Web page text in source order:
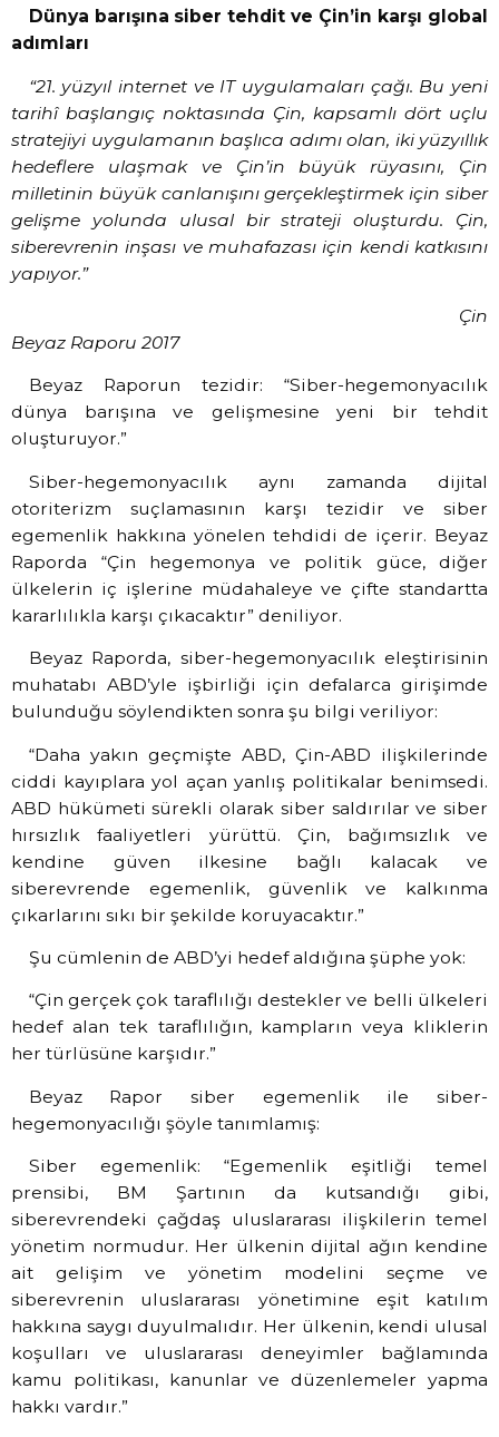
Dünya barışına siber tehdit ve Çin’in karşı global
adımları
“21. yüzyıl internet ve IT uygulamaları çağı. Bu yeni
tarihî başlangıç noktasında Çin, kapsamlı dört uçlu
stratejiyi uygulamanın başlıca adımı olan, iki yüzyıllık
hedeflere ulaşmak ve Çin’in büyük rüyasını, Çin
milletinin büyük canlanışını gerçekleştirmek için siber
gelişme yolunda ulusal bir strateji oluşturdu. Çin,
siberevrenin inşası ve muhafazası için kendi katkısını
yapıyor.”
Çin
Beyaz Raporu 2017
Beyaz Raporun tezidir: “Siber-hegemonyacılık
dünya barışına ve gelişmesine yeni bir tehdit
oluşturuyor.”
Siber-hegemonyacılık aynı zamanda dijital
otoriterizm suçlamasının karşı tezidir ve siber
egemenlik hakkına yönelen tehdidi de içerir. Beyaz
Raporda “Çin hegemonya ve politik güce, diğer
ülkelerin iç işlerine müdahaleye ve çifte standartta
kararlılıkla karşı çıkacaktır” deniliyor.
Beyaz Raporda, siber-hegemonyacılık eleştirisinin
muhatabı ABD’yle işbirliği için defalarca girişimde
bulunduğu söylendikten sonra şu bilgi veriliyor:
“Daha yakın geçmişte ABD, Çin-ABD ilişkilerinde
ciddi kayıplara yol açan yanlış politikalar benimsedi.
ABD hükümeti sürekli olarak siber saldırılar ve siber
hırsızlık faaliyetleri yürüttü. Çin, bağımsızlık ve
kendine güven ilkesine bağlı kalacak ve
siberevrende egemenlik, güvenlik ve kalkınma
çıkarlarını sıkı bir şekilde koruyacaktır.”
Şu cümlenin de ABD’yi hedef aldığına şüphe yok:
“Çin gerçek çok taraflılığı destekler ve belli ülkeleri
hedef alan tek taraflılığın, kampların veya kliklerin
her türlüsüne karşıdır.”
Beyaz Rapor siber egemenlik ile siber-
hegemonyacılığı şöyle tanımlamış:
Siber egemenlik: “Egemenlik eşitliği temel
prensibi, BM Şartının da kutsandığı gibi,
siberevrendeki çağdaş uluslararası ilişkilerin temel
yönetim normudur. Her ülkenin dijital ağın kendine
ait gelişim ve yönetim modelini seçme ve
siberevrenin uluslararası yönetimine eşit katılım
hakkına saygı duyulmalıdır. Her ülkenin, kendi ulusal
koşulları ve uluslararası deneyimler bağlamında
kamu politikası, kanunlar ve düzenlemeler yapma
hakkı vardır.”